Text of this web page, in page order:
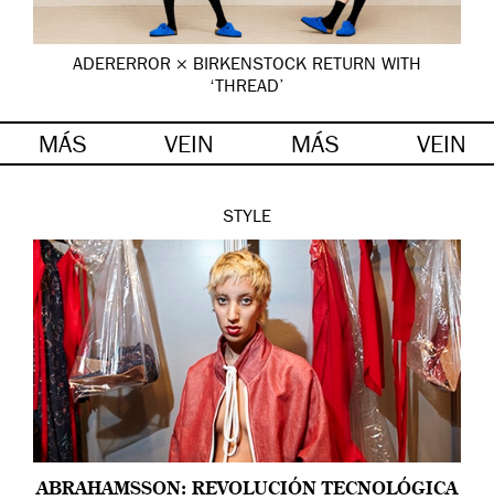
ADERERROR × BIRKENSTOCK RETURN WITH
‘THREAD’
MÁS VEIN MÁS VEIN
STYLE
ABRAHAMSSON: REVOLUCIÓN TECNOLÓGICA